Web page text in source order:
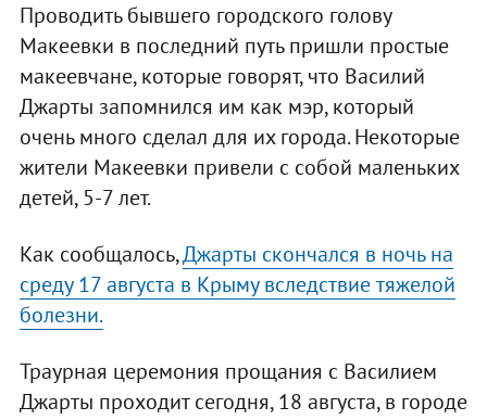
Проводить бывшего городского голову
Макеевки в последний путь пришли простые
макеевчане, которые говорят, что Василий
Джарты запомнился им как мэр, который
очень много сделал для их города. Некоторые
жители Макеевки привели с собой маленьких
детей, 5-7 лет.
Как сообщалось,Джарты скончался в ночь на
среду 17 августа в Крыму вследствие тяжелой
болезни.
Траурная церемония прощания с Василием
Джарты проходит сегодня, 18 августа, в городе